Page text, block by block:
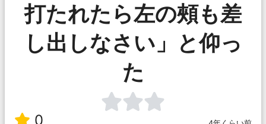
打たれたら左の頰も差
し出しなさい」と仰っ
た
0